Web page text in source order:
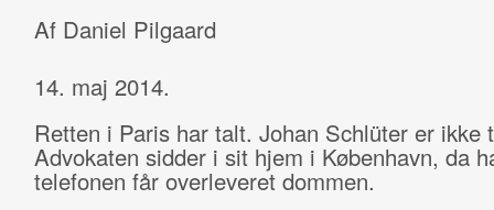
Af Daniel Pilgaard
14. maj 2014.
Retten i Paris har talt. Johan Schlüter er ikke
Advokaten sidder i sit hjem i København, da
telefonen får overleveret dommen.